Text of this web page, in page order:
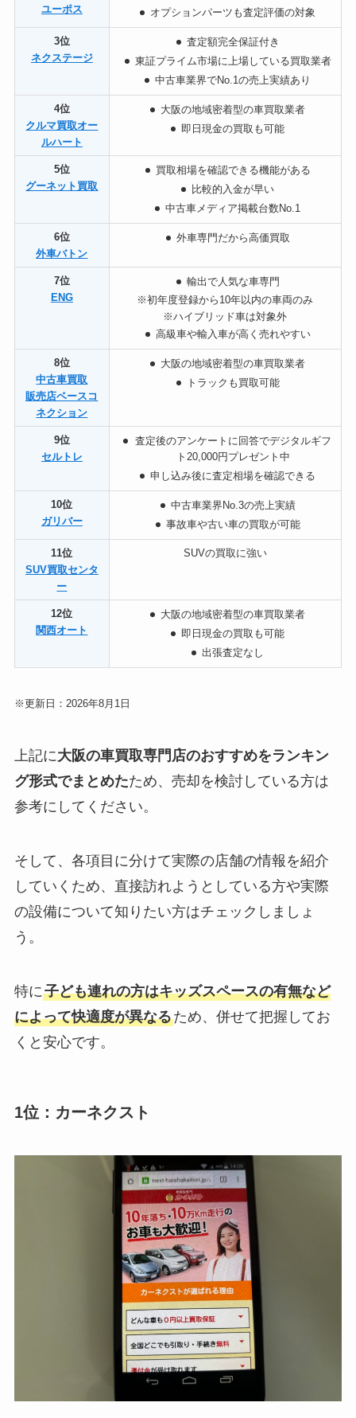
ユーポス
オプションパーツも査定評価の対象
3位
ネクステージ
査定額完全保証付き
東証プライム市場に上場している買取業者
中古車業界でNo.1の売上実績あり
4位
クルマ買取オー
ルハート
大阪の地域密着型の車買取業者
即日現金の買取も可能
5位
グーネット買取
買取相場を確認できる機能がある
比較的入金が早い
中古車メディア掲載台数No.1
6位
外車バトン
外車専門だから高価買取
7位
ENG
輸出で人気な車専門
※初年度登録から10年以内の車両のみ
※ハイブリッド車は対象外
高級車や輸入車が高く売れやすい
8位
中古車買取
販売店ベースコ
ネクション
大阪の地域密着型の車買取業者
トラックも買取可能
9位
セルトレ
査定後のアンケートに回答でデジタルギフ
ト20,000円プレゼント中
申し込み後に査定相場を確認できる
10位
ガリバー
中古車業界No.3の売上実績
事故車や古い車の買取が可能
11位
SUV買取センタ
ー
SUVの買取に強い
12位
関西オート
大阪の地域密着型の車買取業者
即日現金の買取も可能
出張査定なし
※更新日：2026年8月1日
上記に大阪の車買取専門店のおすすめをランキン
グ形式でまとめたため、売却を検討している方は
参考にしてください。
そして、各項目に分けて実際の店舗の情報を紹介
していくため、直接訪れようとしている方や実際
の設備について知りたい方はチェックしましょ
う。
特に子ども連れの方はキッズスペースの有無など
によって快適度が異なるため、併せて把握してお
くと安心です。
1位：カーネクスト